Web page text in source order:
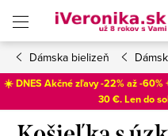
obsah
Dámska bielizeň
☀️ DNES Akčné zľavy -22% až -60%
30 €. Len do